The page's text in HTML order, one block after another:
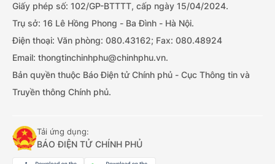
Giấy phép số: 102/GP-BTTTT, cấp ngày 15/04/2024.
Trụ sở: 16 Lê Hồng Phong - Ba Đình - Hà Nội.
Điện thoại: Văn phòng: 080.43162; Fax: 080.48924
Email: thongtinchinhphu@chinhphu.vn.
Bản quyền thuộc Báo Điện tử Chính phủ - Cục Thông tin và
Truyền thông Chính phủ.
Tải ứng dụng:
BÁO ĐIỆN TỬ CHÍNH PHỦ